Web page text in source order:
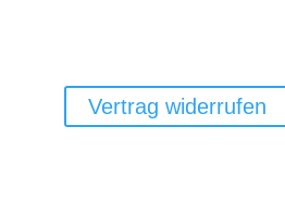
Vertrag widerrufen